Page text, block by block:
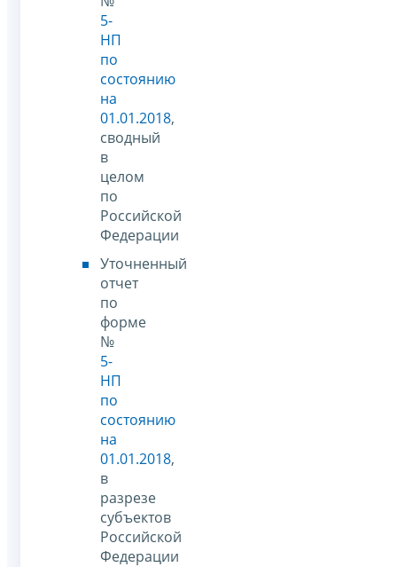
5-
НП
по
состоянию
на
01.01.2018,
сводный
в
целом
по
Российской
Федерации
Уточненный
отчет
по
форме
№
5-
НП
по
состоянию
на
01.01.2018,
в
разрезе
субъектов
Российской
Федерации